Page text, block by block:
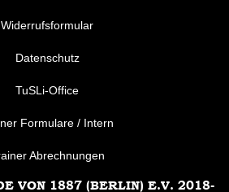
Widerrufsformular
Datenschutz
TuSLi-Office
Formulare / Intern
Abrechnungen
VON 1887 (BERLIN) E.V. 2018-